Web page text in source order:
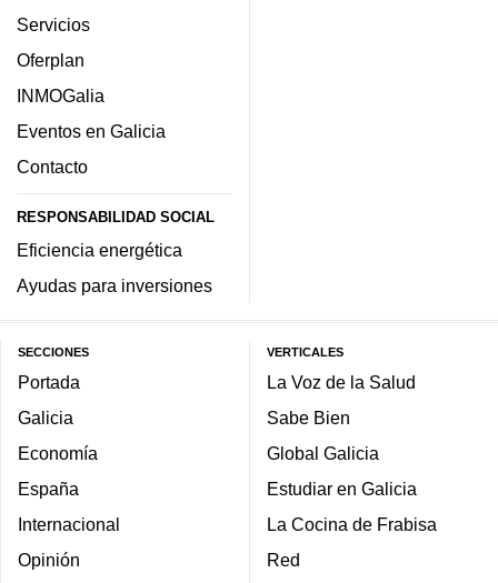
Servicios
Oferplan
INMOGalia
Eventos en Galicia
Contacto
RESPONSABILIDAD SOCIAL
Eficiencia energética
Ayudas para inversiones
SECCIONES
Portada
Galicia
Economía
España
Internacional
Opinión
VERTICALES
La Voz de la Salud
Sabe Bien
Global Galicia
Estudiar en Galicia
La Cocina de Frabisa
Red